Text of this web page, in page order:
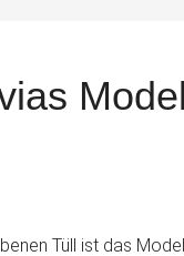
Tüll ist das